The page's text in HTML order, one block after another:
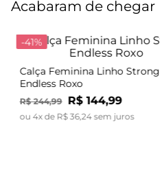
Acabaram de chegar
-41%
Calça Feminina Linho Strong
Endless Roxo
R$ 244,99 R$ 144,99
ou 4x de R$ 36,24sem juros